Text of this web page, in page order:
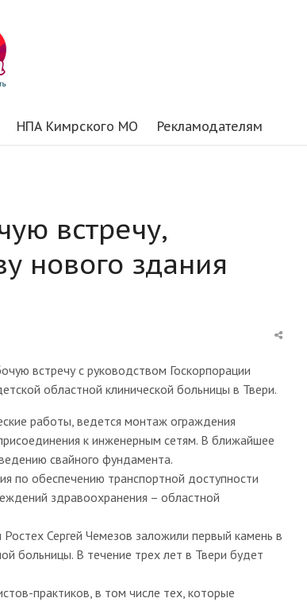
НПА Кимрского МО Рекламодателям
встречу,
нового здания
Share
встречу с руководством Госкорпорации
областной клинической больницы в Твери.
работы, ведется монтаж ограждения
к инженерным сетям. В ближайшее
свайного фундамента.
по обеспечению транспортной доступности
здравоохранения – областной
Сергей Чемезов заложили первый камень в
больницы. В течение трех лет в Твери будет
практиков, в том числе тех, которые